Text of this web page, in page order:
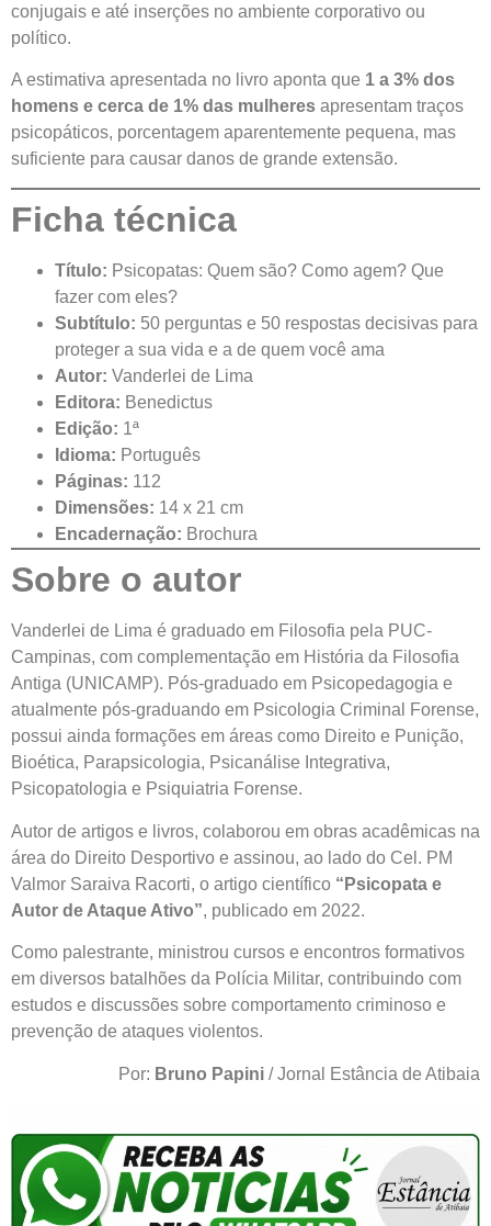
conjugais e até inserções no ambiente corporativo ou
político.
A estimativa apresentada no livro aponta que 1 a 3% dos
homens e cerca de 1% das mulheres apresentam traços
psicopáticos, porcentagem aparentemente pequena, mas
suficiente para causar danos de grande extensão.
Ficha técnica
Título: Psicopatas: Quem são? Como agem? Que
fazer com eles?
Subtítulo: 50 perguntas e 50 respostas decisivas para
proteger a sua vida e a de quem você ama
Autor: Vanderlei de Lima
Editora: Benedictus
Edição: 1ª
Idioma: Português
Páginas: 112
Dimensões: 14 x 21 cm
Encadernação: Brochura
Sobre o autor
Vanderlei de Lima é graduado em Filosofia pela PUC-
Campinas, com complementação em História da Filosofia
Antiga (UNICAMP). Pós-graduado em Psicopedagogia e
atualmente pós-graduando em Psicologia Criminal Forense,
possui ainda formações em áreas como Direito e Punição,
Bioética, Parapsicologia, Psicanálise Integrativa,
Psicopatologia e Psiquiatria Forense.
Autor de artigos e livros, colaborou em obras acadêmicas na
área do Direito Desportivo e assinou, ao lado do Cel. PM
Valmor Saraiva Racorti, o artigo científico “Psicopata e
Autor de Ataque Ativo”, publicado em 2022.
Como palestrante, ministrou cursos e encontros formativos
em diversos batalhões da Polícia Militar, contribuindo com
estudos e discussões sobre comportamento criminoso e
prevenção de ataques violentos.
Por: Bruno Papini / Jornal Estância de Atibaia